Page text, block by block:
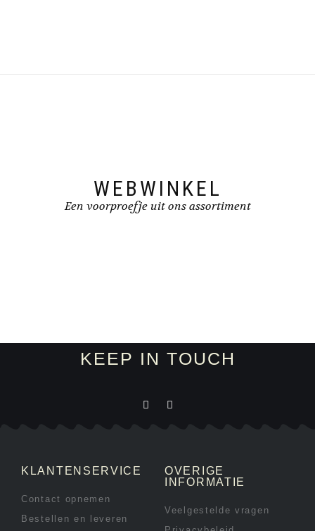
WEBWINKEL
Een voorproefje uit ons assortiment
KEEP IN TOUCH
KLANTENSERVICE
Contact opnemen
Bestellen en leveren
OVERIGE
INFORMATIE
Veelgestelde vragen